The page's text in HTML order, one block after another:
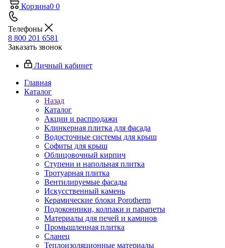
Корзина0 0
Телефоны
8 800 201 6581
Заказать звонок
Личный кабинет
Главная
Каталог
Назад
Каталог
Акции и распродажи
Клинкерная плитка для фасада
Водосточные системы для крыш
Софиты для крыш
Облицовочный кирпич
Ступени и напольная плитка
Тротуарная плитка
Вентилируемые фасады
Искусственный камень
Керамические блоки Porotherm
Подоконники, колпаки и парапеты
Материалы для печей и каминов
Промышленная плитка
Сланец
Теплоизоляционные материалы